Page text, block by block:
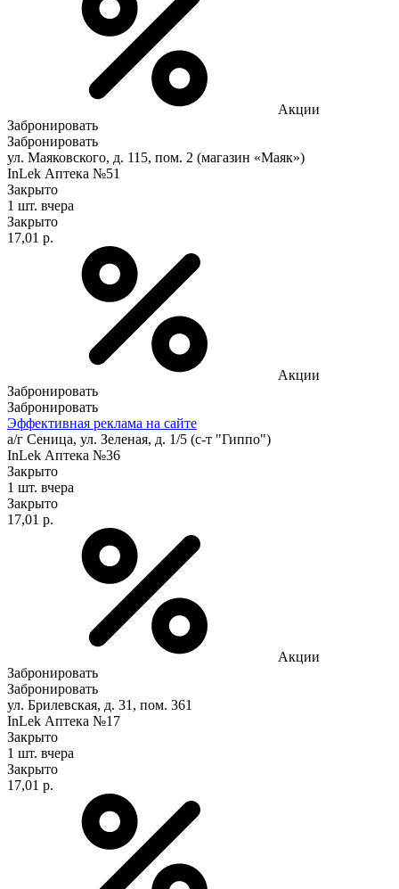
Акции
Забронировать
Забронировать
ул. Маяковского, д. 115, пом. 2 (магазин «Маяк»)
InLek Аптека №51
Закрыто
1 шт. вчера
Закрыто
17,01 р.
Акции
Забронировать
Забронировать
Эффективная реклама на сайте
а/г Сеница, ул. Зеленая, д. 1/5 (с-т "Гиппо")
InLek Аптека №36
Закрыто
1 шт. вчера
Закрыто
17,01 р.
Акции
Забронировать
Забронировать
ул. Брилевская, д. 31, пом. 361
InLek Аптека №17
Закрыто
1 шт. вчера
Закрыто
17,01 р.